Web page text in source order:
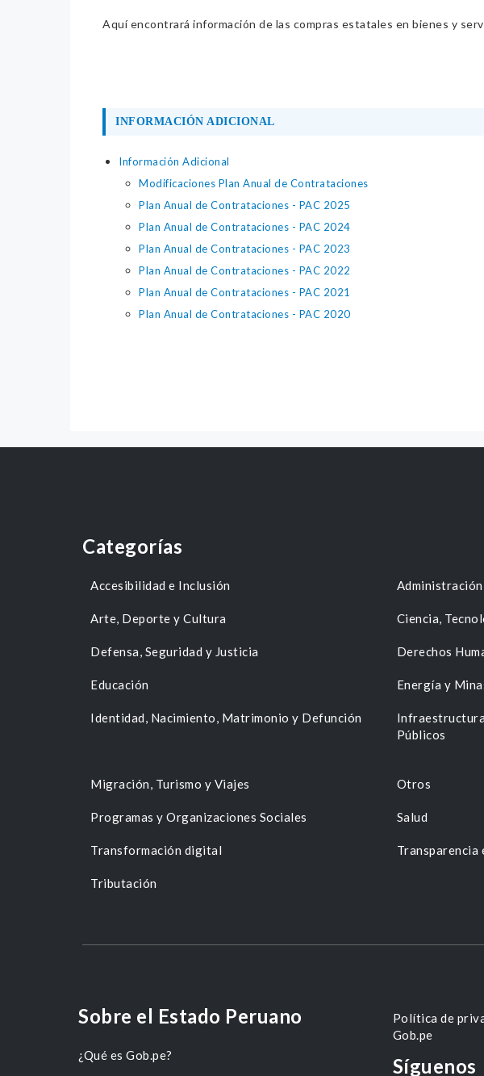
Aquí encontrará información de las compras estatales en bienes y
INFORMACIÓN ADICIONAL
Información Adicional
Modificaciones Plan Anual de Contrataciones
Plan Anual de Contrataciones - PAC 2025
Plan Anual de Contrataciones - PAC 2024
Plan Anual de Contrataciones - PAC 2023
Plan Anual de Contrataciones - PAC 2022
Plan Anual de Contrataciones - PAC 2021
Plan Anual de Contrataciones - PAC 2020
Categorías
Accesibilidad e Inclusión
Arte, Deporte y Cultura Ciencia,
Defensa, Seguridad y Justicia Derechos
Educación Energía y
Identidad, Nacimiento, Matrimonio y Defunción
Públicos
Migración, Turismo y Viajes Otros
Programas y Organizaciones Sociales Salud
Transformación digital Transparencia
Tributación
Sobre el Estado Peruano
¿Qué es Gob.pe?
Política de
Gob.pe
Síguenos